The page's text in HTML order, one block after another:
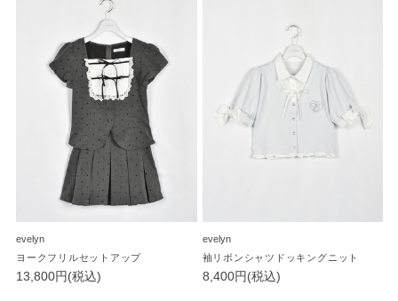
evelyn
ヨークフリルセットアップ
13,800円(税込)
evelyn
袖リボンシャツドッキングニット
8,400円(税込)